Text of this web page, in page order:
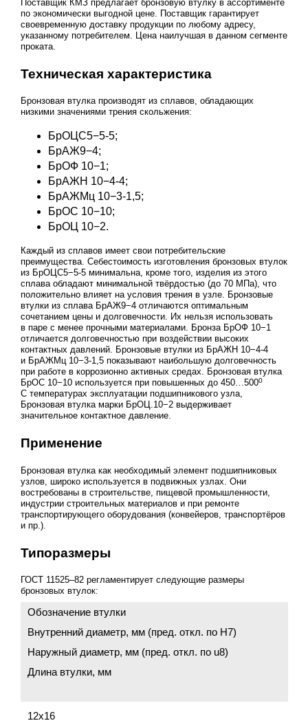
Поставщик КМЗ предлагает бронзовую втулку в ассортименте
по экономически выгодной цене. Поставщик гарантирует
своевременную доставку продукции по любому адресу,
указанному потребителем. Цена наилучшая в данном сегменте
проката.
Техническая характеристика
Бронзовая втулка производят из сплавов, обладающих
низкими значениями трения скольжения:
БрОЦС5−5-5;
БрАЖ9−4;
БрОФ 10−1;
БрАЖН 10−4-4;
БрАЖМц 10−3-1,5;
БрОС 10−10;
БрОЦ 10−2.
Каждый из сплавов имеет свои потребительские
преимущества. Себестоимость изготовления бронзовых втулок
из БрОЦС5−5-5 минимальна, кроме того, изделия из этого
сплава обладают минимальной твёрдостью (до 70 МПа), что
положительно влияет на условия трения в узле. Бронзовые
втулки из сплава БрАЖ9−4 отличаются оптимальным
сочетанием цены и долговечности. Их нельзя использовать
в паре с менее прочными материалами. Бронза БрОФ 10−1
отличается долговечностью при воздействии высоких
контактных давлений. Бронзовые втулки из БрАЖН 10−4-4
и БрАЖМц 10−3-1,5 показывают наибольшую долговечность
при работе в коррозионно активных средах. Бронзовая втулка
БрОС 10−10 используется при повышенных до 450…5000
С температурах эксплуатации подшипникового узла,
Бронзовая втулка марки БрОЦ.10−2 выдерживает
значительное контактное давление.
Применение
Бронзовая втулка как необходимый элемент подшипниковых
узлов, широко используется в подвижных узлах. Они
востребованы в строительстве, пищевой промышленности,
индустрии строительных материалов и при ремонте
транспортирующего оборудования (конвейеров, транспортёров
и пр.).
Типоразмеры
ГОСТ 11525–82 регламентирует следующие размеры
бронзовых втулок:
Обозначение втулки
Внутренний диаметр, мм (пред. откл. по Н7)
Наружный диаметр, мм (пред. откл. по u8)
Длина втулки, мм
12х16